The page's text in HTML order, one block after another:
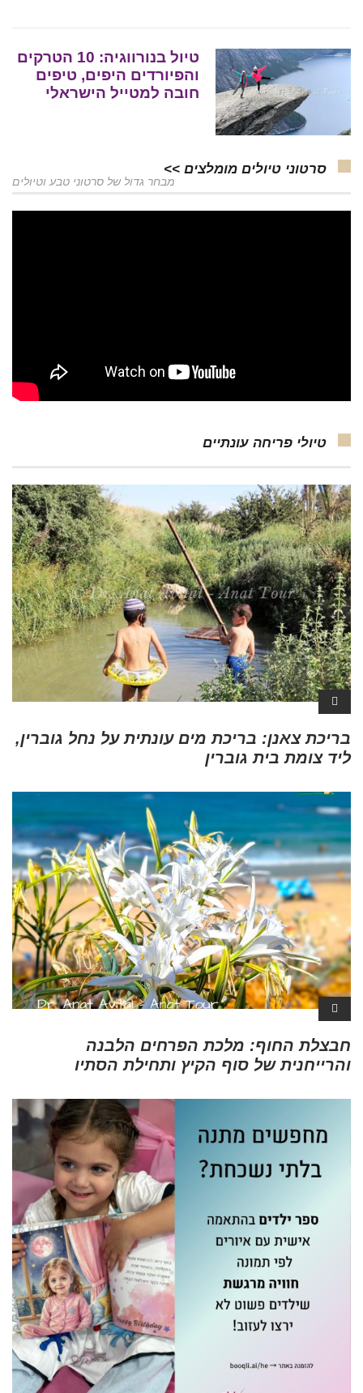
טיול בנורווגיה: 10 הטרקים
והפיורדים היפים, טיפים
חובה למטייל הישראלי
סרטוני טיולים מומלצים >>
מבחר גדול של סרטוני טבע וטיולים
טיולי פריחה עונתיים
בריכת צאנן: בריכת מים עונתית על נחל גוברין,
ליד צומת בית גוברין
חבצלת החוף: מלכת הפרחים הלבנה
והרייחנית של סוף הקיץ ותחילת הסתיו